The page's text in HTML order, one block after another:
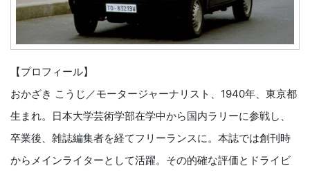
【プロフィール】
おかざき こうじ／モータージャーナリスト、1940年、東京都
生まれ。日本大学芸術学部在学中から国内ラリーに参戦し、
卒業後、雑誌編集者を経てフリーランスに。本誌では創刊時
からメインライターとして活躍。その的確な評価とドライビ